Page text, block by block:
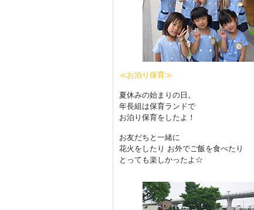
≪お泊り保育≫
夏休みの始まりの日。
年長組は保育ランドで
お泊り保育をしたよ！
お友だちと一緒に
花火をしたり お外でご飯を食べたり
とっても楽しかったよ☆